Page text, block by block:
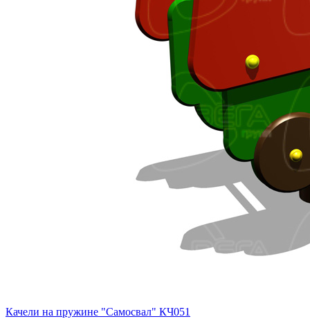
Качели на пружине "Самосвал" КЧ051